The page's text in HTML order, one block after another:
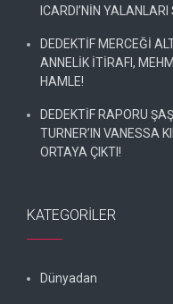
ICARDI’NİN
DEDEKTİF MERCEĞİ
ANNELİK İTİRAFI,
HAMLE!
DEDEKTİF RAPORU
TURNER’IN VANESSA
ORTAYA ÇIKTI!
KATEGORILER
Dünyadan